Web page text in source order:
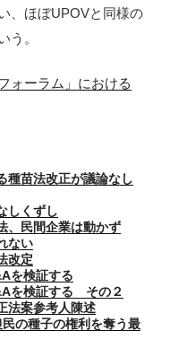
、ほぼUPOVと同様の
う。
ォーラム」における
種苗法改正が議論なし
しくずし
、民間企業は動かず
ない
改定
を検証する
を検証する その２
法案参考人陳述
の種子の権利を奪う最